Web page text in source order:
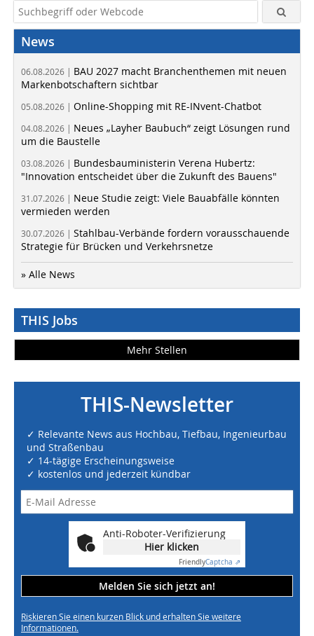
News
06.08.2026 | BAU 2027 macht Branchenthemen mit neuen
Markenbotschaftern sichtbar
05.08.2026 | Online-Shopping mit RE-INvent-Chatbot
04.08.2026 | Neues „Layher Baubuch“ zeigt Lösungen rund
um die Baustelle
03.08.2026 | Bundesbauministerin Verena Hubertz:
"Innovation entscheidet über die Zukunft des Bauens"
31.07.2026 | Neue Studie zeigt: Viele Bauabfälle könnten
vermieden werden
30.07.2026 | Stahlbau-Verbände fordern vorausschauende
Strategie für Brücken und Verkehrsnetze
» Alle News
THIS Jobs
Mehr Stellen
THIS-Newsletter
✓ Relevante News aus Hochbau, Tiefbau, Ingenieurbau
und Straßenbau
✓ 14-tägige Erscheinungsweise
✓ kostenlos und jederzeit kündbar
Anti-Roboter-Verifizierung
Hier klicken
FriendlyCaptcha ⇗
Melden Sie sich jetzt an!
Riskieren Sie einen kurzen Blick und erhalten Sie weitere
Informationen.